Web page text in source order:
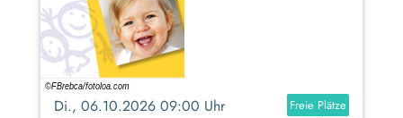
Di., 06.10.2026 09:00 Uhr
Freie Plätze